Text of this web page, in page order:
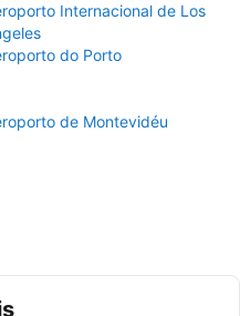
Internacional de Los
do Porto
de Montevidéu